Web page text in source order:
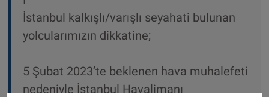
İstanbul kalkışlı/varışlı seyahati bulunan
yolcularımızın dikkatine;
5 Şubat 2023’te beklenen hava muhalefeti
nedeniyle İstanbul Havalimanı